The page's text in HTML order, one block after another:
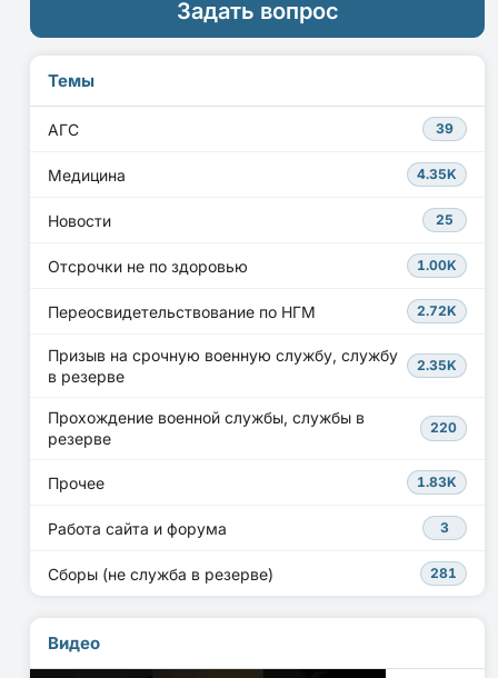
Задать вопрос
Темы
АГС 39
Медицина 4.35K
Новости 25
Отсрочки не по здоровью 1.00K
Переосвидетельствование по НГМ 2.72K
Призыв на срочную военную службу, службу
в резерве
2.35K
Прохождение военной службы, службы в
резерве
220
Прочее 1.83K
Работа сайта и форума 3
Сборы (не служба в резерве) 281
Видео